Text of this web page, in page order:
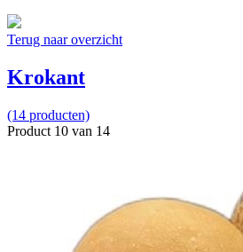
Terug naar overzicht
Krokant
(14 producten)
Product 10 van 14